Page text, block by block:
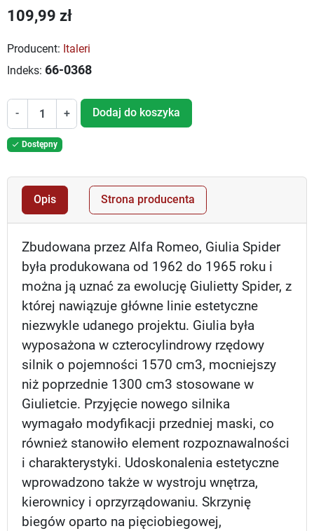
109,99 zł
Producent: Italeri
Indeks: 66-0368
- + Dodaj do koszyka
 Dostępny
Opis Strona producenta
Zbudowana przez Alfa Romeo, Giulia Spider
była produkowana od 1962 do 1965 roku i
można ją uznać za ewolucję Giulietty Spider, z
której nawiązuje główne linie estetyczne
niezwykle udanego projektu. Giulia była
wyposażona w czterocylindrowy rzędowy
silnik o pojemności 1570 cm3, mocniejszy
niż poprzednie 1300 cm3 stosowane w
Giulietcie. Przyjęcie nowego silnika
wymagało modyfikacji przedniej maski, co
również stanowiło element rozpoznawalności
i charakterystyki. Udoskonalenia estetyczne
wprowadzono także w wystroju wnętrza,
kierownicy i oprzyrządowaniu. Skrzynię
biegów oparto na pięciobiegowej,